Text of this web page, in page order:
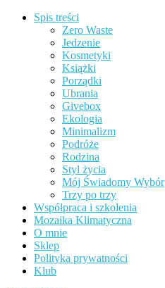
Spis treści
Zero Waste
Jedzenie
Kosmetyki
Książki
Porządki
Ubrania
Givebox
Ekologia
Minimalizm
Podróże
Rodzina
Styl życia
Mój Świadomy Wybór
Trzy po trzy
Współpraca i szkolenia
Mozaika Klimatyczna
O mnie
Sklep
Polityka prywatności
Klub